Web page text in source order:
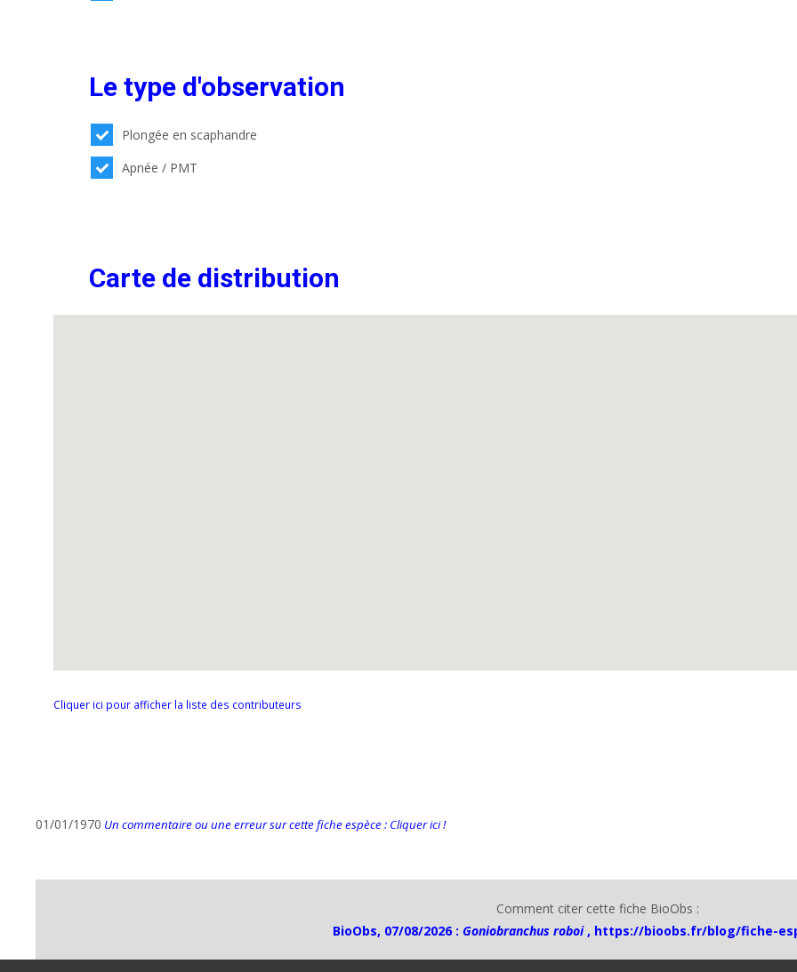
Le type d'observation
Plongée en scaphandre
Apnée / PMT
Carte de distribution
Cliquer ici pour afficher la liste des contributeurs
01/01/1970 Un commentaire ou une erreur sur cette fiche espèce : Cliquer ici !
Comment citer cette fiche BioObs :
BioObs, 07/08/2026 : Goniobranchus roboi, https://bioobs.fr/blog/fiche-